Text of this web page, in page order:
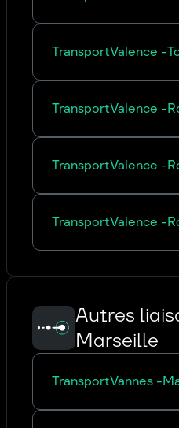
TransportValence -
TransportValence -
TransportValence -
TransportValence -
Autres
Marseille
TransportVannes -